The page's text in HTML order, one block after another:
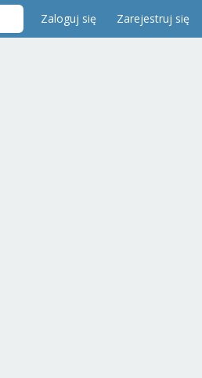
Zaloguj się Zarejestruj się